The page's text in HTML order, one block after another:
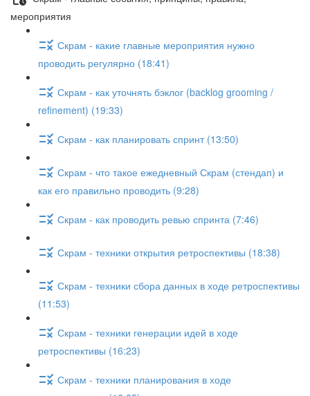
мероприятия
Скрам - какие главные мероприятия нужно
проводить регулярно (18:41)
Скрам - как уточнять бэклог (backlog grooming /
refinement) (19:33)
Скрам - как планировать спринт (13:50)
Скрам - что такое ежедневный Скрам (стендап) и
как его правильно проводить (9:28)
Скрам - как проводить ревью спринта (7:46)
Скрам - техники открытия ретроспективы (18:38)
Скрам - техники сбора данных в ходе ретроспективы
(11:53)
Скрам - техники генерации идей в ходе
ретроспективы (16:23)
Скрам - техники планирования в ходе